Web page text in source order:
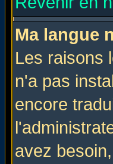
Ma langue
Les raisons
n'a pas
encore
avez